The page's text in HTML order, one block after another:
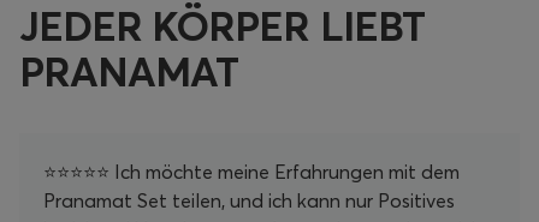
JEDER KÖRPER LIEBT
PRANAMAT
⭐⭐⭐⭐⭐ Ich möchte meine Erfahrungen mit dem
Pranamat Set teilen, und ich kann nur Positives